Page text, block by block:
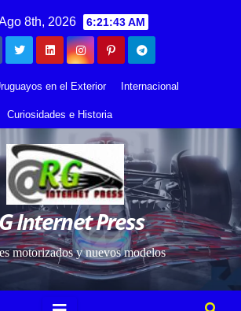
8th, 2026 6:21:44 AM
en el Exterior Internacional
Curiosidades e Historia
Internet Press
motorizados y nuevos modelos